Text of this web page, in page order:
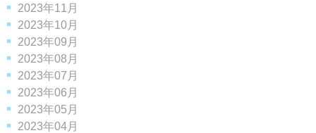
2023年11月
2023年10月
2023年09月
2023年08月
2023年07月
2023年06月
2023年05月
2023年04月